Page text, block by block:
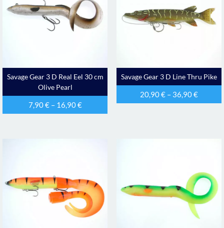
Savage Gear 3 D Real Eel 30 cm
Olive Pearl
7,90€– 16,90€
Savage Gear 3 D Line Thru Pike
20,90€– 36,90€